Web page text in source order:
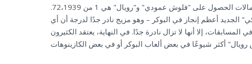
تحاول التطورات العلمية والبرمجيات الاستراتيجية إعادة صياغة طريقة تعامل اللاعبين مع الفرص. فقد كشفت أن احتمالات الحصول على "فلوش عمودي" و"رويال" هي 1 من 72،1939.
أعظم إنجاز في البوكر – وهو مزيج نادر جدًا لدرجة أن أي
إلا أنها لا تزال نادرة جدًا. في النهاية، يعتقد الكثيرون